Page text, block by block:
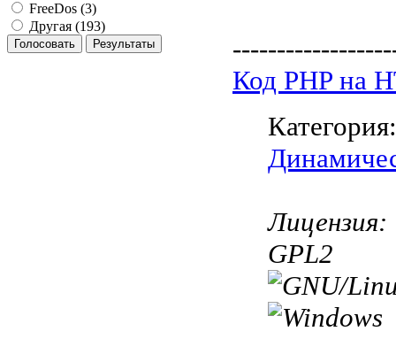
FreeDos (3)
Другая (193)
Код PHP на
Лицензия:
GPL2